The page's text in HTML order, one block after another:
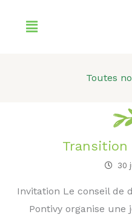
Menu
Toutes
Transition
30
Invitation Le conseil de
Pontivy organise